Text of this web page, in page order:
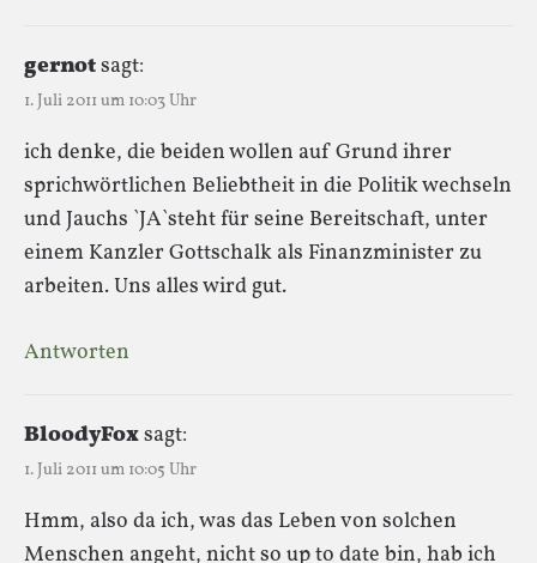
gernotsagt:
1. Juli 2011 um 10:03 Uhr
ich denke, die beiden wollen auf Grund ihrer
sprichwörtlichen Beliebtheit in die Politik wechseln
und Jauchs `JA`steht für seine Bereitschaft, unter
einem Kanzler Gottschalk als Finanzminister zu
arbeiten. Uns alles wird gut.
Antworten
BloodyFoxsagt:
1. Juli 2011 um 10:05 Uhr
Hmm, also da ich, was das Leben von solchen
Menschen angeht, nicht so up to date bin, hab ich